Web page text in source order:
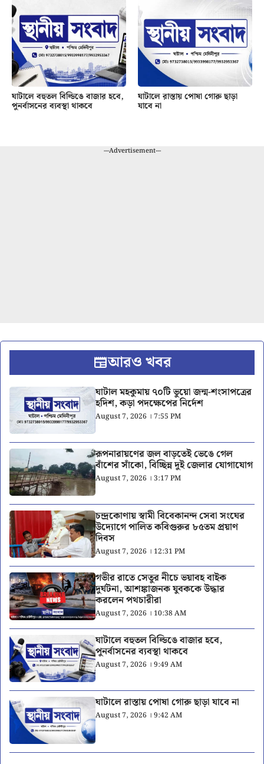
ঘাটালে বহুতল বিল্ডিঙে বাজার হবে,
পুনর্বাসনের ব্যবস্থা থাকবে
ঘাটালে রাস্তায় পোষা গোরু ছাড়া
যাবে না
---Advertisement---
আরও খবর
ঘাটাল মহকুমায় ৭০টি ভুয়ো জন্ম-শংসাপত্রের
হদিশ, কড়া পদক্ষেপের নির্দেশ
August 7, 2026 । 7:55 PM
রূপনারায়ণের জল বাড়তেই ভেঙে গেল
বাঁশের সাঁকো, বিচ্ছিন্ন দুই জেলার যোগাযোগ
August 7, 2026 । 3:17 PM
চন্দ্রকোণায় স্বামী বিবেকানন্দ সেবা সংঘের
উদ্যোগে পালিত কবিগুরুর ৮৫তম প্রয়াণ
দিবস
August 7, 2026 । 12:31 PM
গভীর রাতে সেতুর নীচে ভয়াবহ বাইক
দুর্ঘটনা, আশঙ্কাজনক যুবককে উদ্ধার
করলেন পথচারীরা
August 7, 2026 । 10:38 AM
ঘাটালে বহুতল বিল্ডিঙে বাজার হবে,
পুনর্বাসনের ব্যবস্থা থাকবে
August 7, 2026 । 9:49 AM
ঘাটালে রাস্তায় পোষা গোরু ছাড়া যাবে না
August 7, 2026 । 9:42 AM